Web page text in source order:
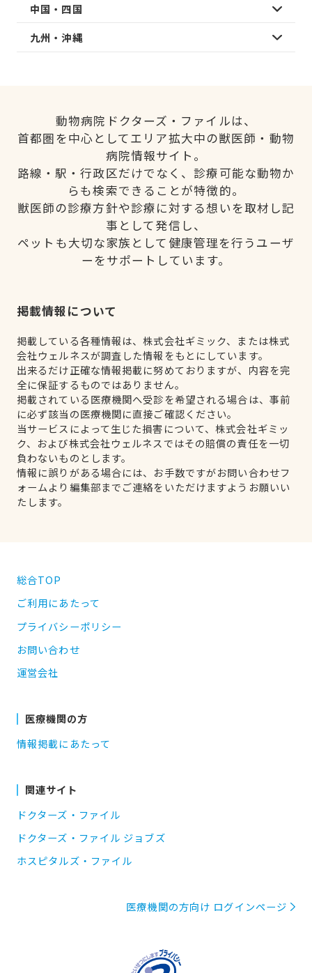
中国・四国
九州・沖縄
動物病院ドクターズ・ファイルは、
首都圏を中心としてエリア拡大中の獣医師・動物
病院情報サイト。
路線・駅・行政区だけでなく、診療可能な動物か
らも検索できることが特徴的。
獣医師の診療方針や診療に対する想いを取材し記
事として発信し、
ペットも大切な家族として健康管理を行うユーザ
ーをサポートしています。
掲載情報について
掲載している各種情報は、株式会社ギミック、または株式
会社ウェルネスが調査した情報をもとにしています。
出来るだけ正確な情報掲載に努めておりますが、内容を完
全に保証するものではありません。
掲載されている医療機関へ受診を希望される場合は、事前
に必ず該当の医療機関に直接ご確認ください。
当サービスによって生じた損害について、株式会社ギミッ
ク、および株式会社ウェルネスではその賠償の責任を一切
負わないものとします。
情報に誤りがある場合には、お手数ですがお問い合わせフ
ォームより編集部までご連絡をいただけますようお願いい
たします。
総合TOP
ご利用にあたって
プライバシーポリシー
お問い合わせ
運営会社
医療機関の方
情報掲載にあたって
関連サイト
ドクターズ・ファイル
ドクターズ・ファイル ジョブズ
ホスピタルズ・ファイル
医療機関の方向け ログインページ